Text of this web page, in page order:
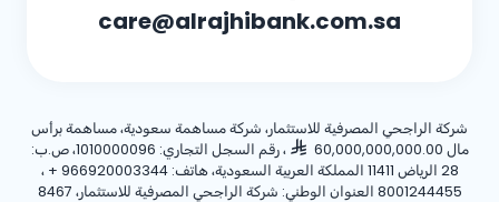
care@alrajhibank.com.sa
شركة الراجحي المصرفية للاستثمار، شركة مساهمة سعودية، مساهمة برأس
مال 60,000,000,000.00
، رقم السجل التجاري: 1010000096، ص.ب:
28 الرياض 11411 المملكة العربية السعودية، هاتف:
+ 966920003344 ،
8001244455 العنوان الوطني: شركة الراجحي المصرفية للاستثمار، 8467